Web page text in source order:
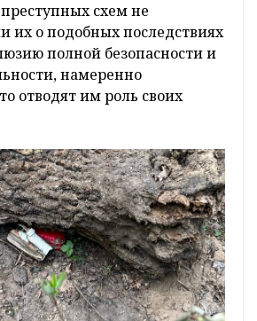
схем не
их о подобных последствиях
полной безопасности и
намеренно
отводят им роль своих